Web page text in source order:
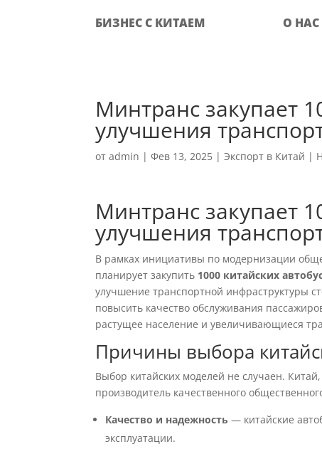
БИЗНЕС С КИТАЕМ О НАС
Минтранс закупает
улучшения
отadmin |Фев 13, 2025 |Экспорт в Китай |
Минтранс закупает
улучшения
В рамках инициативы по модернизации
планирует закупить 1000 китайских
улучшение транспортной инфраструктуры
повысить качество обслуживания
растущее население и увеличивающиеся
Причины выбора
Выбор китайских моделей не случаен.
производитель качественного
Качество и надежность — китайские
эксплуатации.